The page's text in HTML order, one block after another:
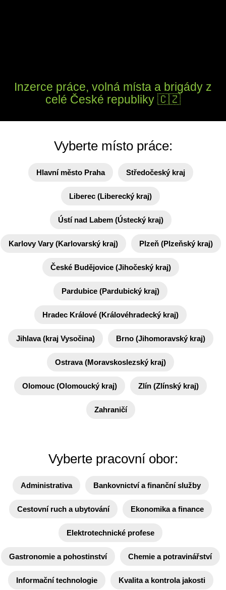
Inzerce práce, volná místa a brigády z
celé České republiky 🇨🇿
Vyberte místo práce:
Hlavní město Praha Středočeský kraj
Liberec (Liberecký kraj)
Ústí nad Labem (Ústecký kraj)
Karlovy Vary (Karlovarský kraj) Plzeň (Plzeňský kraj)
České Budějovice (Jihočeský kraj)
Pardubice (Pardubický kraj)
Hradec Králové (Královéhradecký kraj)
Jihlava (kraj Vysočina) Brno (Jihomoravský kraj)
Ostrava (Moravskoslezský kraj)
Olomouc (Olomoucký kraj) Zlín (Zlínský kraj)
Zahraničí
Vyberte pracovní obor:
Administrativa Bankovnictví a finanční služby
Cestovní ruch a ubytování Ekonomika a finance
Elektrotechnické profese
Gastronomie a pohostinství Chemie a potravinářství
Informační technologie Kvalita a kontrola jakosti